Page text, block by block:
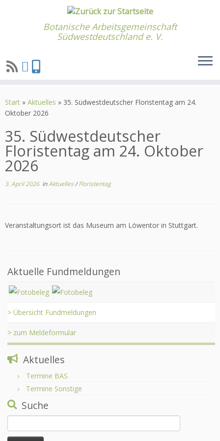
Inhalt
springen
Botanische Arbeitsgemeinschaft
Südwestdeutschland e. V.
Start » Aktuelles » 35. Südwestdeutscher Floristentag am 24.
Oktober 2026
35. Südwestdeutscher
Floristentag am 24. Oktober
2026
3. April 2026inAktuelles/Floristentag
Veranstaltungsort ist das Museum am Löwentor in Stuttgart.
Aktuelle Fundmeldungen
> Übersicht Fundmeldungen
> zum Meldeformular
Aktuelles
Termine BAS
Termine Sonstige
Suche
Suchen
nach: